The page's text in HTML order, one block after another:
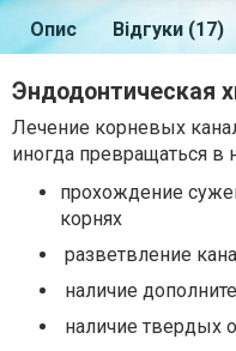
Опис Відгуки (17)
Эндодонтическая
Лечение корневых
иногда превращаться
прохождение
корнях
разветвление
наличие
наличие твердых